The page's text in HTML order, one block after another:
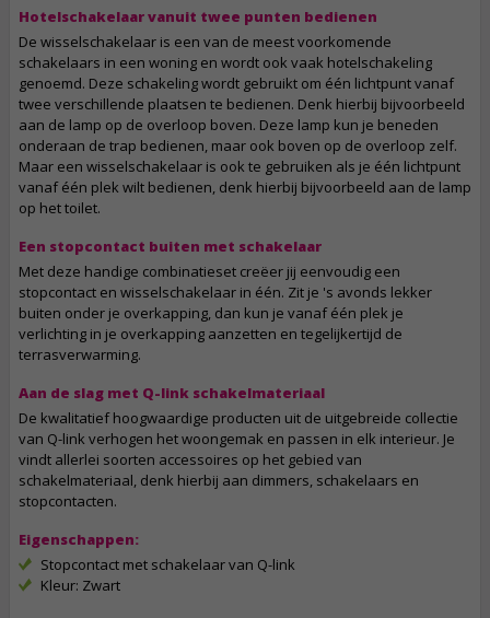
Hotelschakelaar vanuit twee punten bedienen
De wisselschakelaar is een van de meest voorkomende
schakelaars in een woning en wordt ook vaak hotelschakeling
genoemd. Deze schakeling wordt gebruikt om één lichtpunt vanaf
twee verschillende plaatsen te bedienen. Denk hierbij bijvoorbeeld
aan de lamp op de overloop boven. Deze lamp kun je beneden
onderaan de trap bedienen, maar ook boven op de overloop zelf.
Maar een wisselschakelaar is ook te gebruiken als je één lichtpunt
vanaf één plek wilt bedienen, denk hierbij bijvoorbeeld aan de lamp
op het toilet.
Een stopcontact buiten met schakelaar
Met deze handige combinatieset creëer jij eenvoudig een
stopcontact en wisselschakelaar in één. Zit je 's avonds lekker
buiten onder je overkapping, dan kun je vanaf één plek je
verlichting in je overkapping aanzetten en tegelijkertijd de
terrasverwarming.
Aan de slag met Q-link schakelmateriaal
De kwalitatief hoogwaardige producten uit de uitgebreide collectie
van Q-link verhogen het woongemak en passen in elk interieur. Je
vindt allerlei soorten accessoires op het gebied van
schakelmateriaal, denk hierbij aan dimmers, schakelaars en
stopcontacten.
Eigenschappen:
Stopcontact met schakelaar van Q-link
Kleur: Zwart